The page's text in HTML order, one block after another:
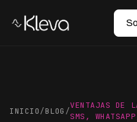
INICIO/BLOG /
VENTAJAS DE
SMS,